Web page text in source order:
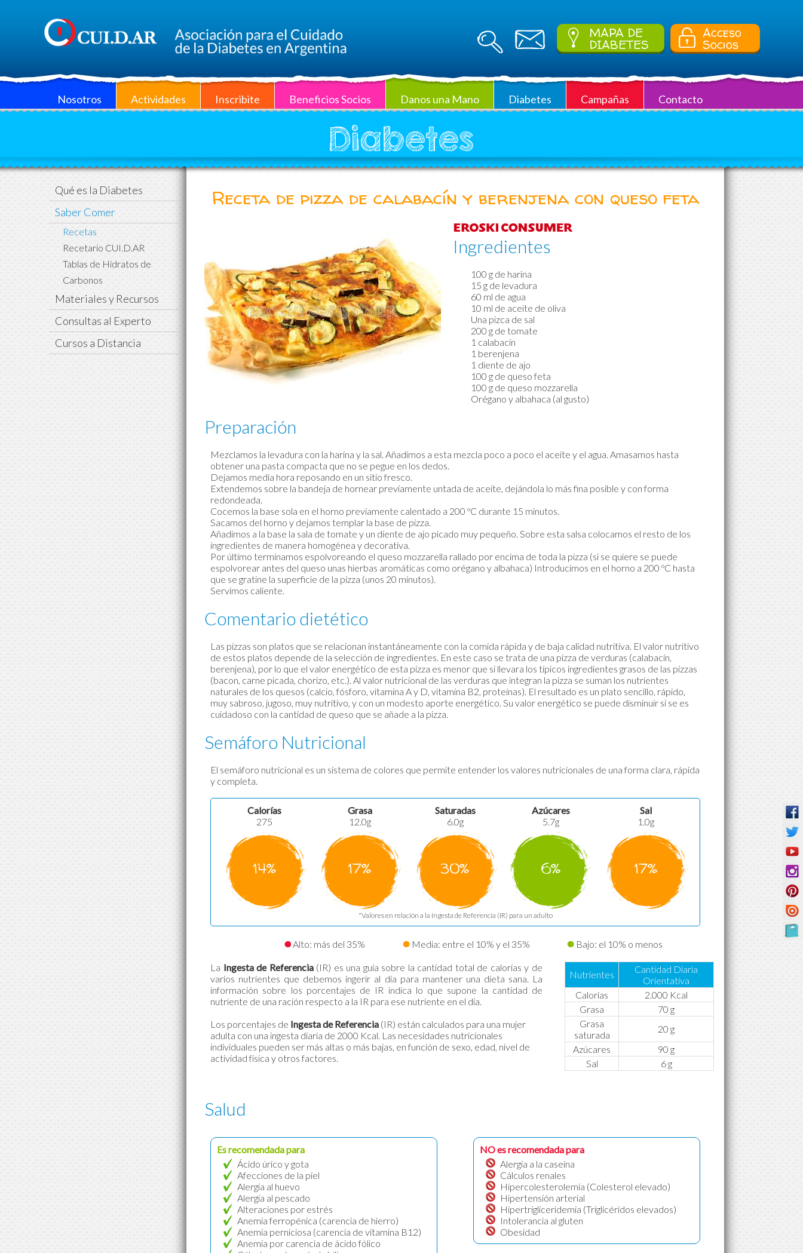
Acceso
Socios
MAPA DE
DIABETES
Nosotros Actividades Inscribite Beneficios Socios Danos una Mano Diabetes Campañas Contacto
Diabetes
Qué es la Diabetes
Saber Comer
Recetas
Recetario CUI.D.AR
Tablas de Hidratos de
Carbonos
Materiales y Recursos
Consultas al Experto
Cursos a Distancia
Receta de pizza de calabacín y berenjena con queso feta
Ingredientes
100 g de harina
15 g de levadura
60 ml de agua
10 ml de aceite de oliva
Una pizca de sal
200 g de tomate
1 calabacín
1 berenjena
1 diente de ajo
100 g de queso feta
100 g de queso mozzarella
Orégano y albahaca (al gusto)
Preparación
Mezclamos la levadura con la harina y la sal. Añadimos a esta mezcla poco a poco el aceite y el agua. Amasamos hasta
obtener una pasta compacta que no se pegue en los dedos.
Dejamos media hora reposando en un sitio fresco.
Extendemos sobre la bandeja de hornear previamente untada de aceite, dejándola lo más fina posible y con forma
redondeada.
Cocemos la base sola en el horno previamente calentado a 200 ºC durante 15 minutos.
Sacamos del horno y dejamos templar la base de pizza.
Añadimos a la base la sala de tomate y un diente de ajo picado muy pequeño. Sobre esta salsa colocamos el resto de los
ingredientes de manera homogénea y decorativa.
Por último terminamos espolvoreando el queso mozzarella rallado por encima de toda la pizza (si se quiere se puede
espolvorear antes del queso unas hierbas aromáticas como orégano y albahaca) Introducimos en el horno a 200 ºC hasta
que se gratine la superficie de la pizza (unos 20 minutos).
Servimos caliente.
Comentario dietético
Las pizzas son platos que se relacionan instantáneamente con la comida rápida y de baja calidad nutritiva. El valor nutritivo
de estos platos depende de la selección de ingredientes. En este caso se trata de una pizza de verduras (calabacín,
berenjena), por lo que el valor energético de esta pizza es menor que si llevara los típicos ingredientes grasos de las pizzas
(bacon, carne picada, chorizo, etc.). Al valor nutricional de las verduras que integran la pizza se suman los nutrientes
naturales de los quesos (calcio, fósforo, vitamina A y D, vitamina B2, proteínas). El resultado es un plato sencillo, rápido,
muy sabroso, jugoso, muy nutritivo, y con un modesto aporte energético. Su valor energético se puede disminuir si se es
cuidadoso con la cantidad de queso que se añade a la pizza.
Semáforo Nutricional
El semáforo nutricional es un sistema de colores que permite entender los valores nutricionales de una forma clara, rápida
y completa.
Calorías
275
14%
Grasa
12.0g
17%
Saturadas
6.0g
30%
Azúcares
5.7g
6%
Sal
1.0g
17%
*Valores en relación a la Ingesta de Referencia (IR) para un adulto
Alto: más del 35% Media: entre el 10% y el 35% Bajo: el 10% o menos
La Ingesta de Referencia(IR) es una guía sobre la cantidad total de calorías y de
varios nutrientes que debemos ingerir al día para mantener una dieta sana. La
información sobre los porcentajes de IR indica lo que supone la cantidad de
nutriente de una ración respecto a la IR para ese nutriente en el día.
Los porcentajes de Ingesta de Referencia (IR) están calculados para una mujer
adulta con una ingesta diaria de 2000 Kcal. Las necesidades nutricionales
individuales pueden ser más altas o más bajas, en función de sexo, edad, nivel de
actividad física y otros factores.
Nutrientes
Cantidad Diaria
Orientativa
Calorías
2.000 Kcal
Grasa
70 g
Grasa
saturada
20 g
Azúcares
90 g
Sal
6 g
Salud
Es recomendada para
Ácido úrico y gota
Afecciones de la piel
Alergia al huevo
Alergia al pescado
Alteraciones por estrés
Anemia ferropénica (carencia de hierro)
Anemia perniciosa (carencia de vitamina B12)
Anemia por carencia de ácido fólico
NO es recomendada para
Alergia a la caseína
Cálculos renales
Hipercolesterolemia (Colesterol elevado)
Hipertensión arterial
Hipertrigliceridemia (Triglicéridos elevados)
Intolerancia al gluten
Obesidad